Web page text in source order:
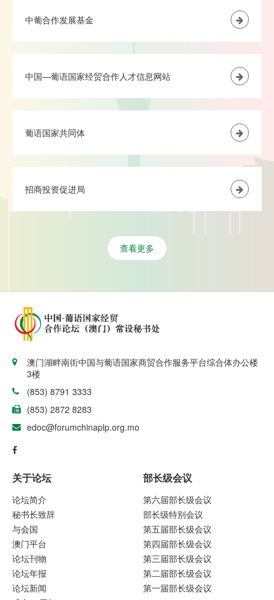
中葡合作发展基金
中国—葡语国家经贸合作人才信息网站
葡语国家共同体
招商投资促进局
查看更多
澳门湖畔南街中国与葡语国家商贸合作服务平台综合体办公楼
3楼
(853) 8791 3333
(853) 2872 8283
edoc@forumchinaplp.org.mo
关于论坛
论坛简介
秘书长致辞
与会国
澳门平台
论坛刊物
论坛年报
论坛新闻
部长级会议
第六届部长级会议
部长级特别会议
第五届部长级会议
第四届部长级会议
第三届部长级会议
第二届部长级会议
第一届部长级会议